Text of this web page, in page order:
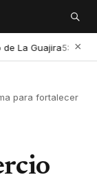
Buscar
Guajira5:01 PM
×
para fortalecer